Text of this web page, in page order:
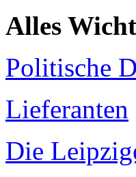
Alles
Politische
Lieferanten
Die